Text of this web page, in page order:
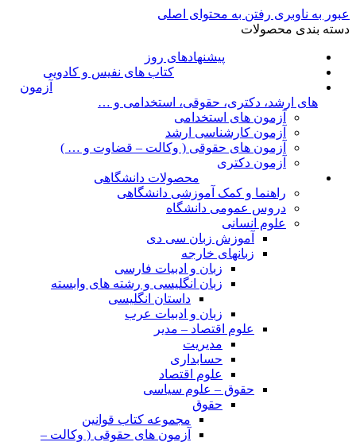
به ناوبریرفتن به محتوای اصلی
بندی محصولات
پیشنهادهای روز
کتاب های نفیس و کادویی
آزمون
های ارشد، دکتری، حقوقی، استخدامی و …
آزمون های استخدامی
آزمون کارشناسی ارشد
آزمون های حقوقی ( وکالت – قضاوت و … )
آزمون دکتری
محصولات دانشگاهی
راهنما و کمک آموزشی دانشگاهی
دروس عمومی دانشگاه
علوم انسانی
آموزش زبان سی دی
زبانهای خارجه
زبان و ادبیات فارسی
زبان انگلیسی و رشته های وابسته
داستان انگلیسی
زبان و ادبیات عرب
علوم اقتصاد – مدیر
مدیریت
حسابداری
علوم اقتصاد
حقوق – علوم سیاسی
حقوق
مجموعه کتاب قوانین
آزمون های حقوقی ( وکالت –